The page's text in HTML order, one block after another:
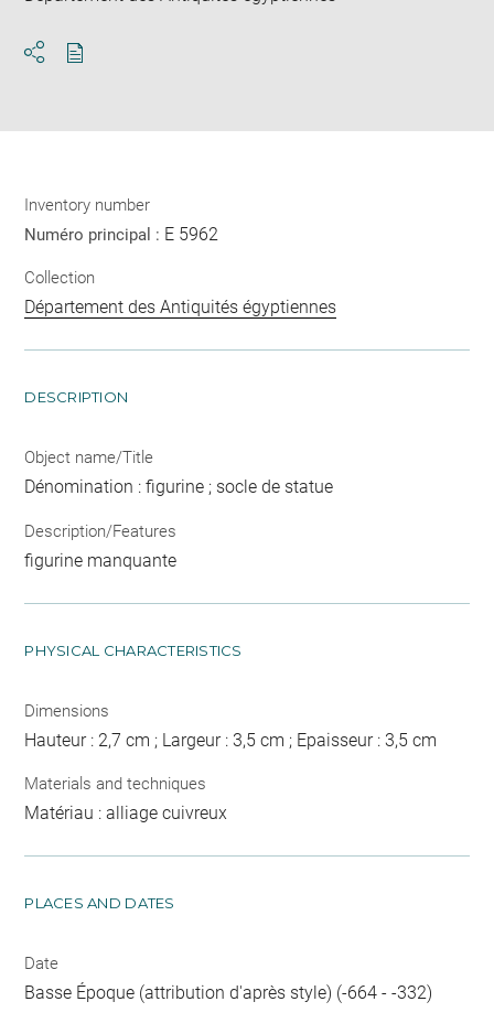
Inventory number
Numéro principal : E 5962
Collection
Département des Antiquités égyptiennes
DESCRIPTION
Object name/Title
Dénomination : figurine ; socle de statue
Description/Features
figurine manquante
PHYSICAL CHARACTERISTICS
Dimensions
Hauteur : 2,7 cm ; Largeur : 3,5 cm ; Epaisseur : 3,5 cm
Materials and techniques
Matériau : alliage cuivreux
PLACES AND DATES
Date
Basse Époque (attribution d'après style) (-664 - -332)